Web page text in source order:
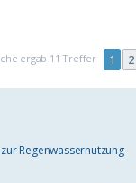
ergab 11 Treffer 1 2
Regenwassernutzung